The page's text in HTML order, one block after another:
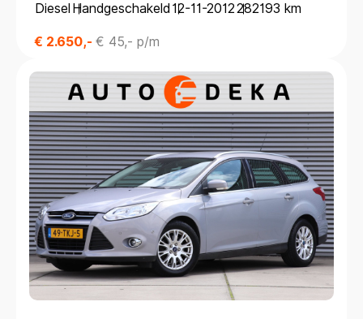
Diesel Handgeschakeld 12-11-2012282193 km
€ 2.650,- € 45,- p/m